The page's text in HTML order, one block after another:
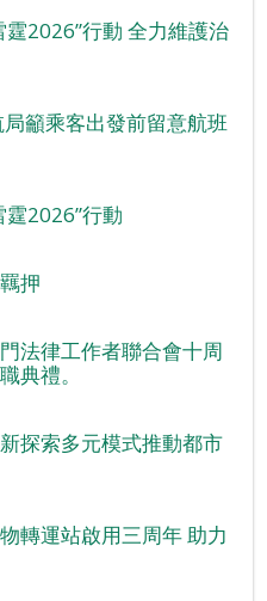
2026”行動 全力維護治
籲乘客出發前留意航班
2026”行動
押
法律工作者聯合會十周
典禮。
探索多元模式推動都市
轉運站啟用三周年 助力